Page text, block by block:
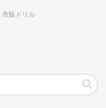
市販ドリル